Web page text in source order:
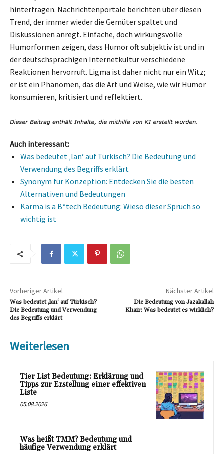
hinterfragen. Nachrichtenportale berichten über diesen
Trend, der immer wieder die Gemüter spaltet und
Diskussionen anregt. Einfache, doch wirkungsvolle
Humorformen zeigen, dass Humor oft subjektiv ist und in
der deutschsprachigen Internetkultur verschiedene
Reaktionen hervorruft. Ligma ist daher nicht nur ein Witz;
er ist ein Phänomen, das die Art und Weise, wie wir Humor
konsumieren, kritisiert und reflektiert.
Auch interessant:
Was bedeutet ‚lan‘ auf Türkisch? Die Bedeutung und
Verwendung des Begriffs erklärt
Synonym für Konzeption: Entdecken Sie die besten
Alternativen und Bedeutungen
Karma is a B*tech Bedeutung: Wieso dieser Spruch so
wichtig ist
Vorheriger Artikel
Was bedeutet ‚lan‘ auf Türkisch?
Die Bedeutung und Verwendung
des Begriffs erklärt
Nächster Artikel
Die Bedeutung von Jazakallah
Khair: Was bedeutet es wirklich?
Weiterlesen
Tier List Bedeutung: Erklärung und
Tipps zur Erstellung einer effektiven
Liste
05.08.2026
Was heißt TMM? Bedeutung und
häufige Verwendung erklärt